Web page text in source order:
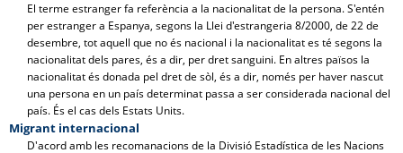
El terme estranger fa referència a la nacionalitat de la persona. S'entén
per estranger a Espanya, segons la Llei d'estrangeria 8/2000, de 22 de
desembre, tot aquell que no és nacional i la nacionalitat es té segons la
nacionalitat dels pares, és a dir, per dret sanguini. En altres països la
nacionalitat és donada pel dret de sòl, és a dir, només per haver nascut
una persona en un país determinat passa a ser considerada nacional del
país. És el cas dels Estats Units.
Migrant internacional
D'acord amb les recomanacions de la Divisió Estadística de les Nacions